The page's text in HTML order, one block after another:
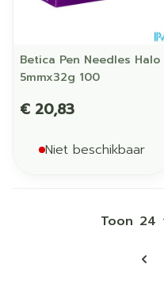
Betica Pen Needles Halo
5mmx32g 100
€ 20,83
Niet beschikbaar
Toon